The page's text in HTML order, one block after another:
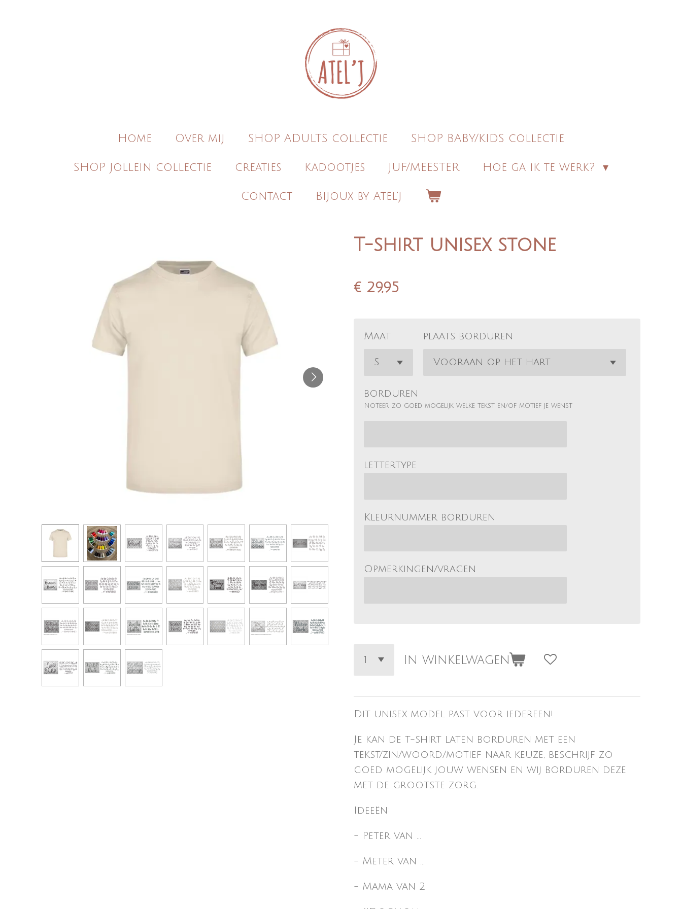
Home Over mij SHOP ADULTS collectie SHOP BABY/KIDS collectie
SHOP Jollein collectie creaties Kadootjes JUF/MEESTER Hoe ga ik te werk?
Contact Bijoux by Atel'J
T-shirt unisex stone
€ 29,95
Maat plaats borduren
borduren
Noteer zo goed mogelijk welke tekst en/of motief je wenst
lettertype
Kleurnummer borduren
Opmerkingen/vragen
In winkelwagen
Dit unisex model past voor iedereen!
Je kan de t-shirt laten borduren met een
tekst/zin/woord/motief naar keuze, beschrijf zo
goed mogelijk jouw wensen en wij borduren deze
met de grootste zorg.
Ideeën:
- Peter van ...
- Meter van ...
- Mama van 2